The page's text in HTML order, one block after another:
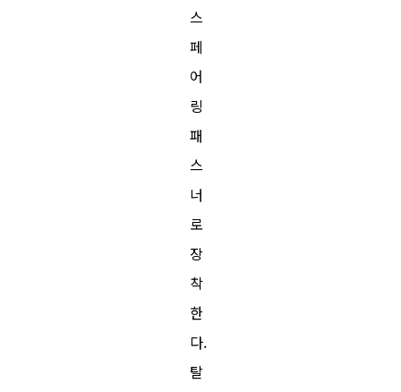
스
페
어
링
패
스
너
로
장
착
한
다.
탈